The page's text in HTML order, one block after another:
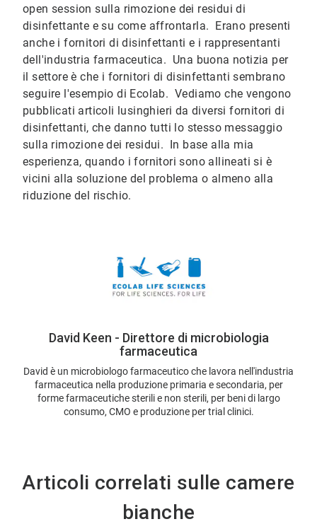
open session sulla rimozione dei residui di
disinfettante e su come affrontarla. Erano presenti
anche i fornitori di disinfettanti e i rappresentanti
dell'industria farmaceutica. Una buona notizia per
il settore è che i fornitori di disinfettanti sembrano
seguire l'esempio di Ecolab. Vediamo che vengono
pubblicati articoli lusinghieri da diversi fornitori di
disinfettanti, che danno tutti lo stesso messaggio
sulla rimozione dei residui. In base alla mia
esperienza, quando i fornitori sono allineati si è
vicini alla soluzione del problema o almeno alla
riduzione del rischio.
David Keen - Direttore di microbiologia
farmaceutica
David è un microbiologo farmaceutico che lavora nell'industria
farmaceutica nella produzione primaria e secondaria, per
forme farmaceutiche sterili e non sterili, per beni di largo
consumo, CMO e produzione per trial clinici.
Articoli correlati sulle camere
bianche